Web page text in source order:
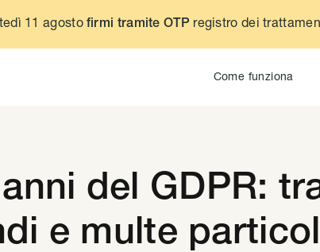
11 agostofirmi tramite OTP registro dei
Come funziona
del GDPR:
e multe